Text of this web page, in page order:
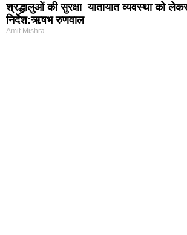
श्रद्धालुओं की सुरक्षा यातायात व्यवस्था को
निर्देश:ऋषभ रुणवाल
Amit Mishra